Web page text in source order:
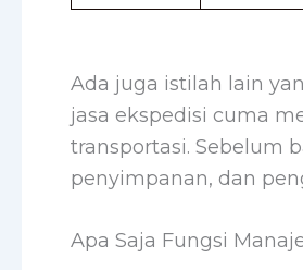
Ada juga istilah lain
jasa ekspedisi cuma
transportasi. Sebelum
penyimpanan, dan
Apa Saja Fungsi